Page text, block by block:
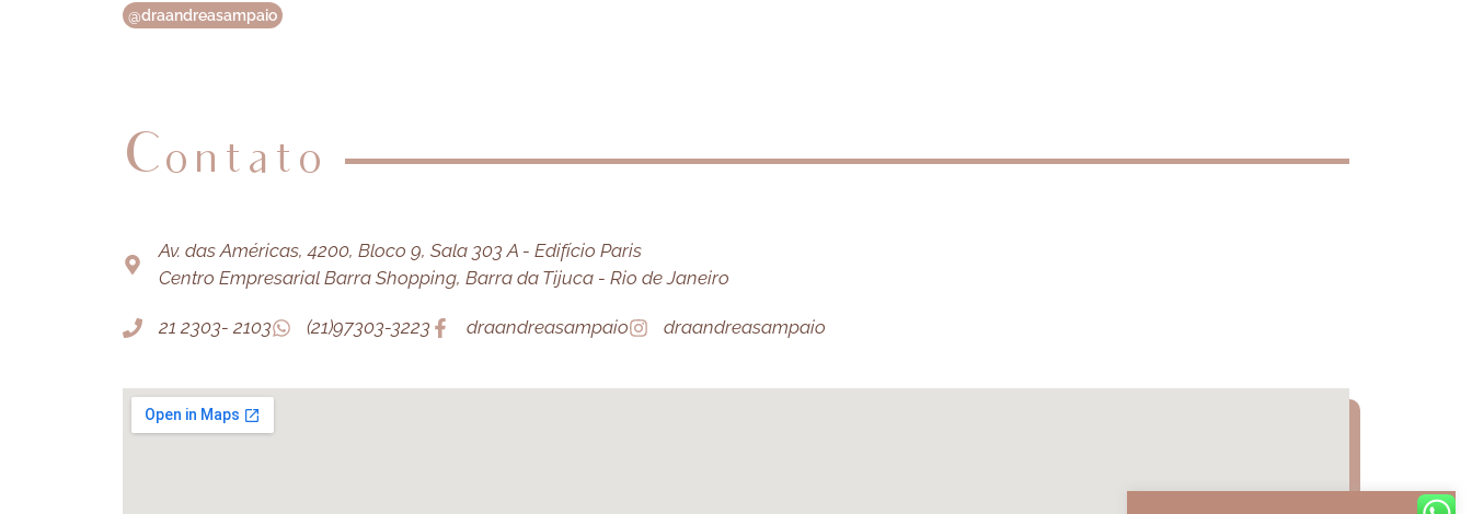
@draandreasampaio
Contato
Av. das Américas, 4200, Bloco 9, Sala 303 A - Edifício Paris
Centro Empresarial Barra Shopping, Barra da Tijuca - Rio de Janeiro
21 2303- 2103 (21)97303-3223 draandreasampaio draandreasampaio